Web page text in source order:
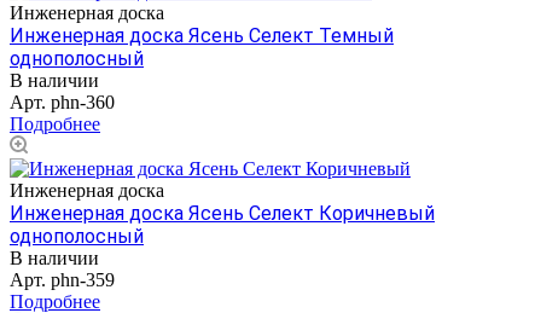
Инженерная доска
Инженерная доска Ясень Селект Темный
однополосный
В наличии
Арт. phn-360
Подробнее
Инженерная доска
Инженерная доска Ясень Селект Коричневый
однополосный
В наличии
Арт. phn-359
Подробнее